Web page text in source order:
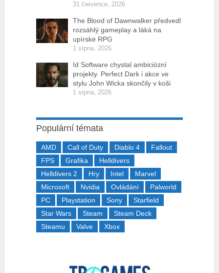
31 července, 2026
The Blood of Dawnwalker předvedl
rozsáhlý gameplay a láká na
upírské RPG
1 srpna, 2026
Id Software chystal ambiciózní
projekty. Perfect Dark i akce ve
stylu John Wicka skončily v koši
1 srpna, 2026
Populární témata
AMD Call of Duty Diablo 4
Fallout
FPS
Grafika
Helldivers
Helldivers 2
Hry Intel
Marvel
Microsoft
Nvidia Ovládání
Palworld
PC
Playstation Sony
Starfield
Star Wars
Steam
Steam Deck
Steamu
Valve Xbox